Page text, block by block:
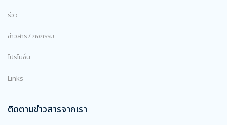
รีวิว
ข่าวสาร / กิจกรรม
โปรโมชั่น
Links
ติดตามข่าวสารจากเรา